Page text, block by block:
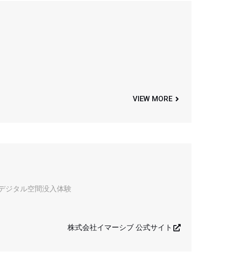
VIEW MORE
ジタル空間没⼊体験
株式会社イマーシブ 公式サイト